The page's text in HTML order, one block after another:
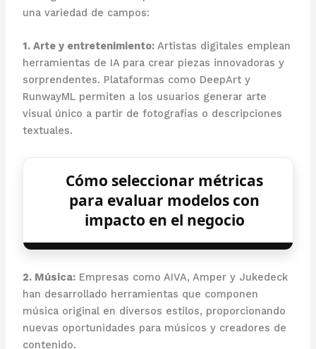
una variedad de campos:
1. Arte y entretenimiento:Artistas digitales emplean
herramientas de IA para crear piezas innovadoras y
sorprendentes. Plataformas como DeepArt y
RunwayML permiten a los usuarios generar arte
visual único a partir de fotografías o descripciones
textuales.
Cómo seleccionar métricas
para evaluar modelos con
impacto en el negocio
2. Música:Empresas como AIVA, Amper y Jukedeck
han desarrollado herramientas que componen
música original en diversos estilos, proporcionando
nuevas oportunidades para músicos y creadores de
contenido.